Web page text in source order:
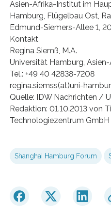
Asien-Afrika-Institut im
Hamburg, Flügelbau Ost,
Edmund-Siemers-Allee 1,
Kontakt
Regina Siemß, M.A.
Universität Hamburg,
Tel.: +49 40 42838-7208
regina.siemss(at)uni-
Quelle: IDW Nachrichten /
Redaktion: 01.10.2013 von
Technologiezentrum GmbH
Shanghai Hamburg Forum